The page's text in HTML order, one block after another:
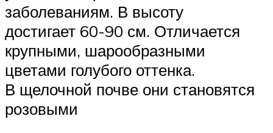
заболеваниям. В высоту
достигает 60-90 см. Отличается
крупными, шарообразными
цветами голубого оттенка.
В щелочной почве они становятся
розовыми